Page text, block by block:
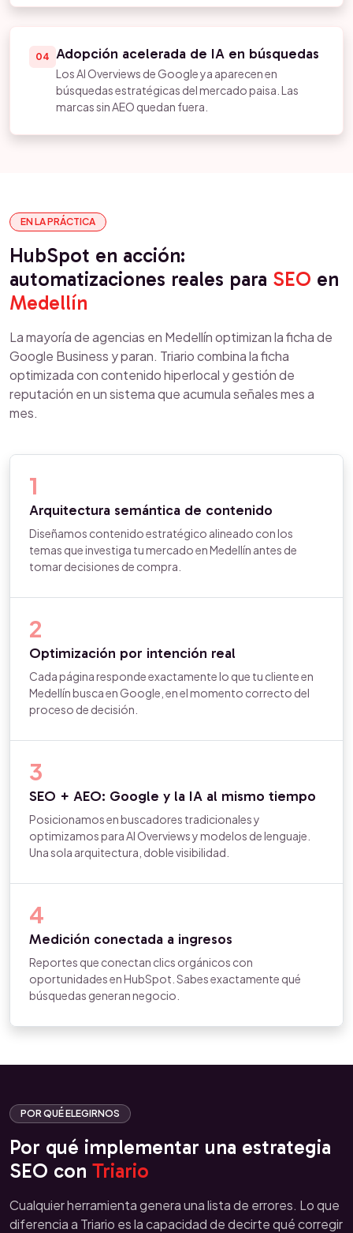
04 Adopción acelerada de IA en búsquedas
Los AI Overviews de Google ya aparecen en
búsquedas estratégicas del mercado paisa. Las
marcas sin AEO quedan fuera.
EN LA PRÁCTICA
HubSpot en acción:
automatizaciones reales para SEO en
Medellín
La mayoría de agencias en Medellín optimizan la ficha de
Google Business y paran. Triario combina la ficha
optimizada con contenido hiperlocal y gestión de
reputación en un sistema que acumula señales mes a
mes.
1
Arquitectura semántica de contenido
Diseñamos contenido estratégico alineado con los
temas que investiga tu mercado en Medellín antes de
tomar decisiones de compra.
2
Optimización por intención real
Cada página responde exactamente lo que tu cliente en
Medellín busca en Google, en el momento correcto del
proceso de decisión.
3
SEO + AEO: Google y la IA al mismo tiempo
Posicionamos en buscadores tradicionales y
optimizamos para AI Overviews y modelos de lenguaje.
Una sola arquitectura, doble visibilidad.
4
Medición conectada a ingresos
Reportes que conectan clics orgánicos con
oportunidades en HubSpot. Sabes exactamente qué
búsquedas generan negocio.
POR QUÉ ELEGIRNOS
Por qué implementar una estrategia
SEO con Triario
Cualquier herramienta genera una lista de errores. Lo que
diferencia a Triario es la capacidad de decirte qué corregir